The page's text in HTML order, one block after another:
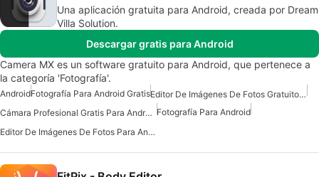
Una aplicación gratuita para Android, creada por Dream
Villa Solution.
Descargar gratis para Android
Camera MX es un software gratuito para Android, que pertenece a
la categoría 'Fotografía'.
AndroidFotografía Para Android Gratis
Editor De Imágenes De Fotos Gratuito Para Android
Cámara Profesional Gratis Para Android Fotografía Para Android
Editor De Imágenes De Fotos Para Android